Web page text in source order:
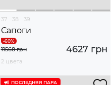
37 38 39
Сапоги
4627 грн
11568 грн
2 цвета
ПОСЛЕДНЯЯ ПАРА